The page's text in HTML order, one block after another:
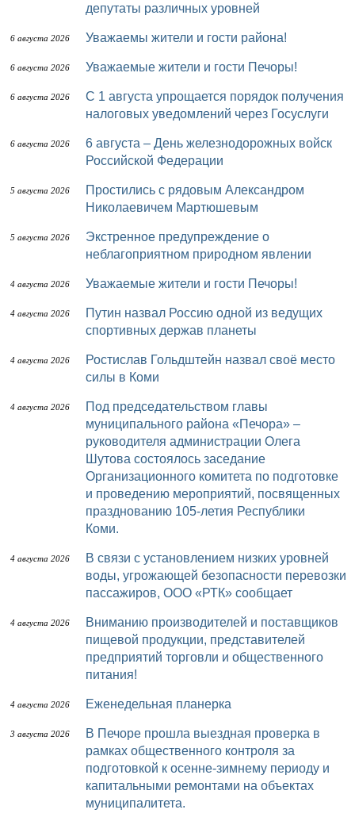
депутаты различных уровней
6 августа 2026 Уважаемы жители и гости района!
6 августа 2026 Уважаемые жители и гости Печоры!
6 августа 2026
С 1 августа упрощается порядок получения
налоговых уведомлений через Госуслуги
6 августа 2026
6 августа – День железнодорожных войск
Российской Федерации
5 августа 2026
Простились с рядовым Александром
Николаевичем Мартюшевым
5 августа 2026
Экстренное предупреждение о
неблагоприятном природном явлении
4 августа 2026 Уважаемые жители и гости Печоры!
4 августа 2026
Путин назвал Россию одной из ведущих
спортивных держав планеты
4 августа 2026
Ростислав Гольдштейн назвал своё место
силы в Коми
4 августа 2026
Под председательством главы
муниципального района «Печора» –
руководителя администрации Олега
Шутова состоялось заседание
Организационного комитета по подготовке
и проведению мероприятий, посвященных
празднованию 105-летия Республики
Коми.
4 августа 2026
В связи с установлением низких уровней
воды, угрожающей безопасности перевозки
пассажиров, ООО «РТК» сообщает
4 августа 2026
Вниманию производителей и поставщиков
пищевой продукции, представителей
предприятий торговли и общественного
питания!
4 августа 2026 Еженедельная планерка
3 августа 2026
В Печоре прошла выездная проверка в
рамках общественного контроля за
подготовкой к осенне-зимнему периоду и
капитальными ремонтами на объектах
муниципалитета.